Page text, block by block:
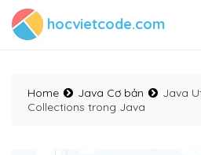
hocvietcode.com
Home Java Cơ bản
Java
Collections trong Java